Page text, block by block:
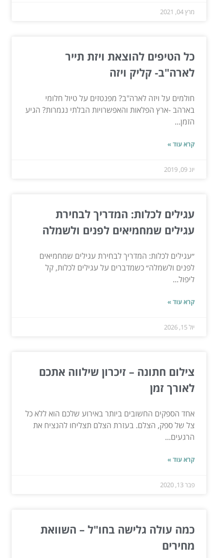
מרץ 04, 2021
כל הטיפים להוצאת ויזת תייר
לארה"ב- קליק ויזה
חולמים על ויזה לארה"ב? מפנטזים על טיול חלומי
בארהב -ארץ הפלאות והאפשרויות הבלתי נגמרות? הגיע
הזמן...
קרא עוד »
יונ 09, 2019
עגילים לכלות: המדריך לבחירת
עגילים שמחמיאים לפנים ולשמלה
״עגילים לכלות: המדריך לבחירת עגילים שמחמיאים
לפנים ולשמלה״ כשמדברים על עגילים לכלות, קל
ליפול...
קרא עוד »
יול 15, 2026
צילום חתונה – זיכרון שילווה אתכם
לאורך זמן
אחד הספקים החשובים ביותר באירוע שלכם הוא ללא כל
צל של ספק, הצלם. בעזרת הצלם תצליחו להנציח את
הרגעים...
קרא עוד »
פבר 13, 2020
כמה עולה גלישה בחו"ל – השוואת
מחירים